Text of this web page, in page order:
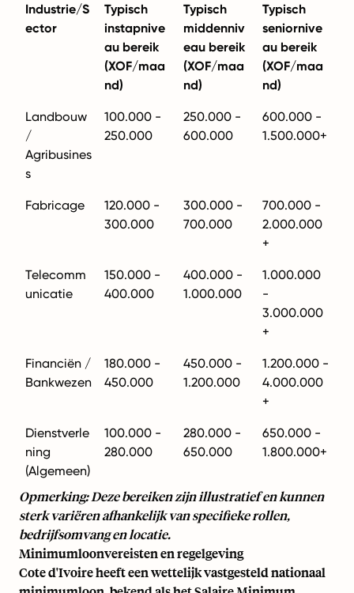
Industrie/S
ector
Typisch
instapnive
au bereik
(XOF/maa
nd)
Typisch
middenniv
eau bereik
(XOF/maa
nd)
Typisch
seniornive
au bereik
(XOF/maa
nd)
Landbouw
/
Agribusines
s
100.000 -
250.000
250.000 -
600.000
600.000 -
1.500.000+
Fabricage
120.000 -
300.000
300.000 -
700.000
700.000 -
2.000.000
+
Telecomm
unicatie
150.000 -
400.000
400.000 -
1.000.000
1.000.000
-
3.000.000
+
Financiën /
Bankwezen
180.000 -
450.000
450.000 -
1.200.000
1.200.000 -
4.000.000
+
Dienstverle
ning
(Algemeen)
100.000 -
280.000
280.000 -
650.000
650.000 -
1.800.000+
Opmerking: Deze bereiken zijn illustratief en kunnen
sterk variëren afhankelijk van specifieke rollen,
bedrijfsomvang en locatie.
Minimumloonvereisten en regelgeving
Cote d'Ivoire heeft een wettelijk vastgesteld nationaal